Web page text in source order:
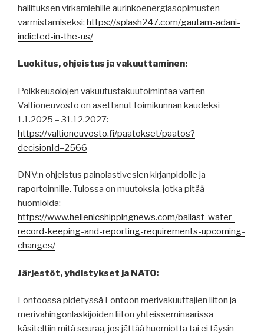
hallituksen virkamiehille aurinkoenergiasopimusten
varmistamiseksi: https://splash247.com/gautam-adani-
indicted-in-the-us/
Luokitus, ohjeistus ja vakuuttaminen:
Poikkeusolojen vakuutustakuutoimintaa varten
Valtioneuvosto on asettanut toimikunnan kaudeksi
1.1.2025 – 31.12.2027:
https://valtioneuvosto.fi/paatokset/paatos?
decisionId=2566
DNV:n ohjeistus painolastivesien kirjanpidolle ja
raportoinnille. Tulossa on muutoksia, jotka pitää
huomioida:
https://www.hellenicshippingnews.com/ballast-water-
record-keeping-and-reporting-requirements-upcoming-
changes/
Järjestöt, yhdistykset ja NATO:
Lontoossa pidetyssä Lontoon merivakuuttajien liiton ja
merivahingonlaskijoiden liiton yhteisseminaarissa
käsiteltiin mitä seuraa, jos jättää huomiotta tai ei täysin